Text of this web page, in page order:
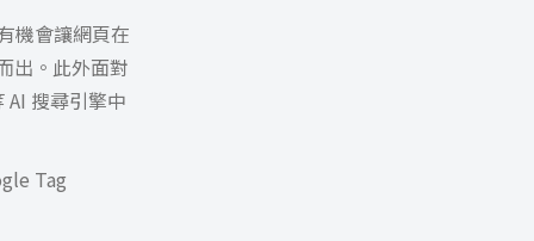
機會讓網頁在
出。此外面對
AI 搜尋引擎中
Tag